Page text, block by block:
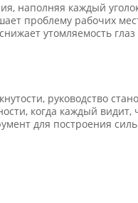
наполняя каждый
проблему рабочих
утомляемость глаз
руководство
когда каждый видит,
для построения